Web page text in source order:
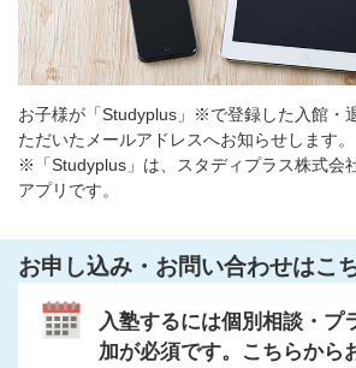
お子様が「Studyplus」※で登録した入館・
ただいたメールアドレスへお知らせします。
※「Studyplus」は、スタディプラス株式会
アプリです。
お申し込み・お問い合わせはこ
入塾するには個別相談・プ
加が必須です。こちらから